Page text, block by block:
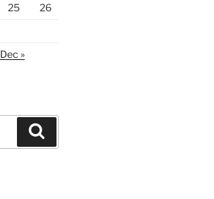
25
26
Dec »